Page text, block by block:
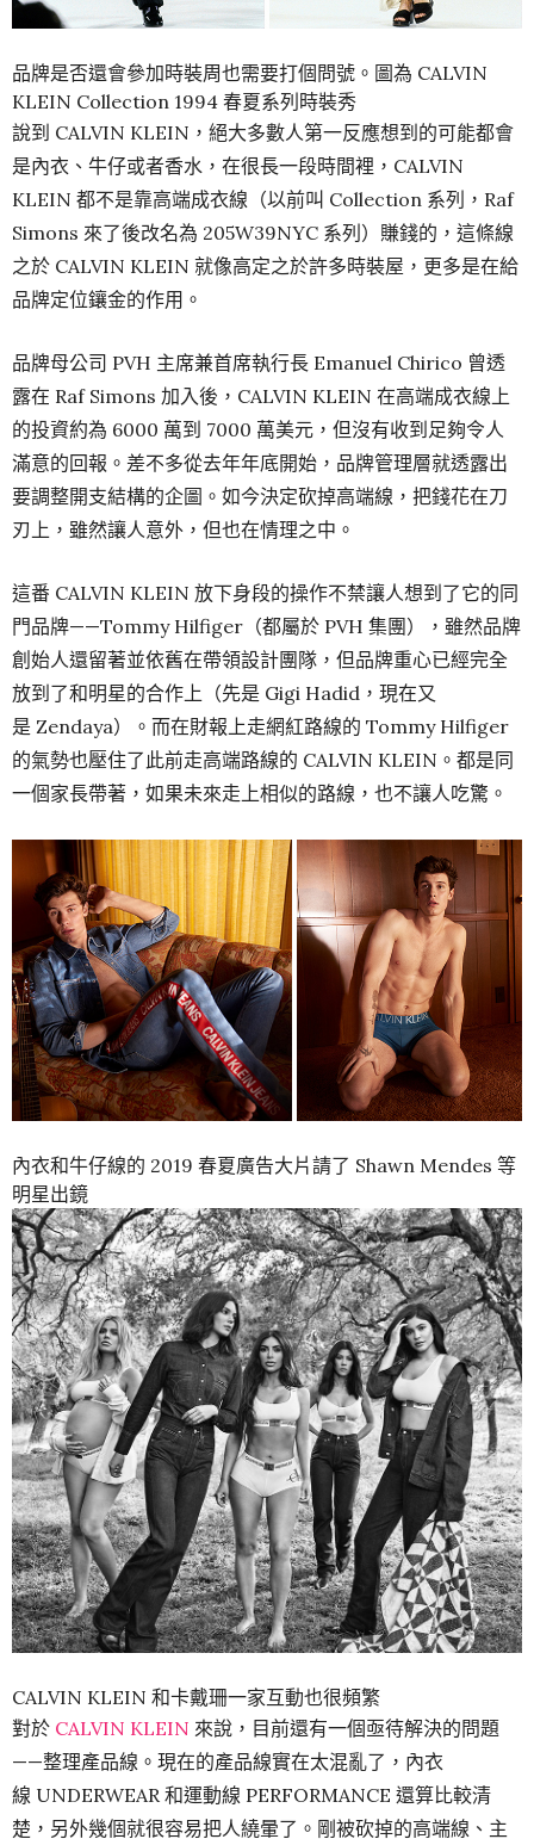
品牌是否還會參加時裝周也需要打個問號。圖為 CALVIN
KLEIN Collection 1994 春夏系列時裝秀
說到 CALVIN KLEIN，絕大多數人第一反應想到的可能都會
是內衣、牛仔或者香水，在很長一段時間裡，CALVIN
KLEIN 都不是靠高端成衣線（以前叫 Collection 系列，Raf
Simons 來了後改名為 205W39NYC 系列）賺錢的，這條線
之於 CALVIN KLEIN 就像高定之於許多時裝屋，更多是在給
品牌定位鑲金的作用。
品牌母公司 PVH 主席兼首席執行長 Emanuel Chirico 曾透
露在 Raf Simons 加入後，CALVIN KLEIN 在高端成衣線上
的投資約為 6000 萬到 7000 萬美元，但沒有收到足夠令人
滿意的回報。差不多從去年年底開始，品牌管理層就透露出
要調整開支結構的企圖。如今決定砍掉高端線，把錢花在刀
刃上，雖然讓人意外，但也在情理之中。
這番 CALVIN KLEIN 放下身段的操作不禁讓人想到了它的同
門品牌——Tommy Hilfiger（都屬於 PVH 集團），雖然品牌
創始人還留著並依舊在帶領設計團隊，但品牌重心已經完全
放到了和明星的合作上（先是 Gigi Hadid，現在又
是 Zendaya）。而在財報上走網紅路線的 Tommy Hilfiger
的氣勢也壓住了此前走高端路線的 CALVIN KLEIN。都是同
一個家長帶著，如果未來走上相似的路線，也不讓人吃驚。
內衣和牛仔線的 2019 春夏廣告大片請了 Shawn Mendes 等
明星出鏡
CALVIN KLEIN 和卡戴珊一家互動也很頻繁
對於 CALVIN KLEIN 來說，目前還有一個亟待解決的問題
——整理產品線。現在的產品線實在太混亂了，內衣
線 UNDERWEAR 和運動線 PERFORMANCE 還算比較清
楚，另外幾個就很容易把人繞暈了。剛被砍掉的高端線、主